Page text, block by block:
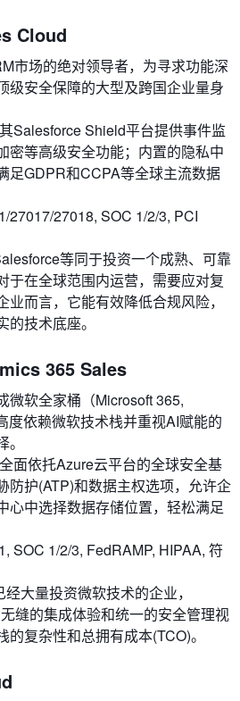
Cloud
市场的绝对领导者，为寻求功能深
级安全保障的大型及跨国企业量身
Salesforce Shield平台提供事件监
密等高级安全功能；内置的隐私中
足GDPR和CCPA等全球主流数据
27017/27018, SOC 1/2/3, PCI
等同于投资一个成熟、可靠
于在全球范围内运营，需要应对复
业而言，它能有效降低合规风险，
技术底座。
365 Sales
微软全家桶（Microsoft 365,
度依赖微软技术栈并重视AI赋能的
面依托Azure云平台的全球安全基
防护(ATP)和数据主权选项，允许企
心中选择数据存储位置，轻松满足
SOC 1/2/3, FedRAMP, HIPAA, 符
经大量投资微软技术的企业，
缝的集成体验和统一的安全管理视
复杂性和总拥有成本(TCO)。